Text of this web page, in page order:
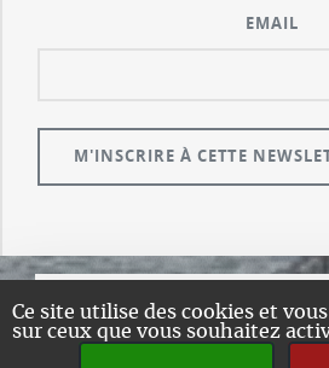
Ce site utilise des cookies et
sur ceux que vous souhaitez
EMAIL
©
A PROPOS